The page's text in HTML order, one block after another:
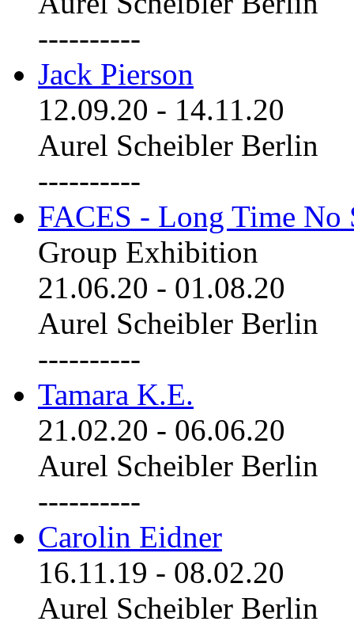
----------
Jack Pierson
12.09.20 - 14.11.20
Aurel Scheibler Berlin
----------
FACES - Long Time No
Group Exhibition
21.06.20 - 01.08.20
Aurel Scheibler Berlin
----------
Tamara K.E.
21.02.20 - 06.06.20
Aurel Scheibler Berlin
----------
Carolin Eidner
16.11.19 - 08.02.20
Aurel Scheibler Berlin